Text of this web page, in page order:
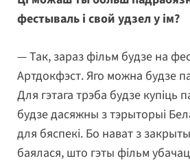
фестываль і свой удзел у ім?
— Так, зараз фільм будзе на
Артдокфэст. Яго можна будзе
Для гэтага трэба будзе купіць
будзе дасяжны з тэрыторыі
для бяспекі. Бо нават з
баялася, што гэты фільм